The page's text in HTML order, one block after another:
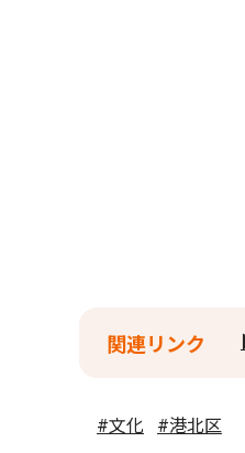
関連リンク
#文化 #港北区